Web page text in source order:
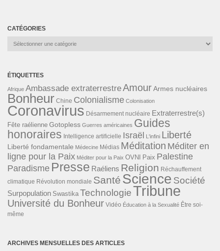
CATÉGORIES
Catégories
ÉTIQUETTES
Afrique Ambassade extraterrestreAmourArmes nucléaires
Bonheur Chine Colonialisme Colonisation
Coronavirus Désarmement nucléaire Extraterrestre(s)
Fête raélienne Gotopless Guerres américaines Guides
honoraires Intelligence artificielle Israël L'infini Liberté
Liberté fondamentale Médecine Médias Méditation Méditer en
ligne pour la Paix Méditer pour la Paix OVNI Paix Palestine
Paradisme Presse Raéliens Religion Réchauffement
climatique Révolution mondiale Santé Science Société
Surpopulation Swastika TechnologieTribune
Université du Bonheur Vidéo Éducation à la Sexualité Être soi-
même
ARCHIVES MENSUELLES DES ARTICLES